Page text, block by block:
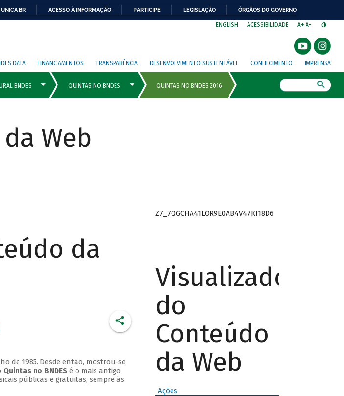
BR ACESSO À INFORMAÇÃO PARTICIPE LEGISLAÇÃO ÓRGÃOS DO GOVERNO
ENGLISH ACESSIBILIDADE A+ A-
DATA FINANCIAMENTOS TRANSPARÊNCIA DESENVOLVIMENTO SUSTENTÁVEL CONHECIMENTO IMPRENSA
Web
da
de 1985. Desde então, mostrou-se
Quintas no BNDESé o mais antigo
públicas e gratuitas, sempre às
Z7_7QGCHA41LOR9E0AB4V47KI18D6
Visualizador
do
Conteúdo
da Web
Ações